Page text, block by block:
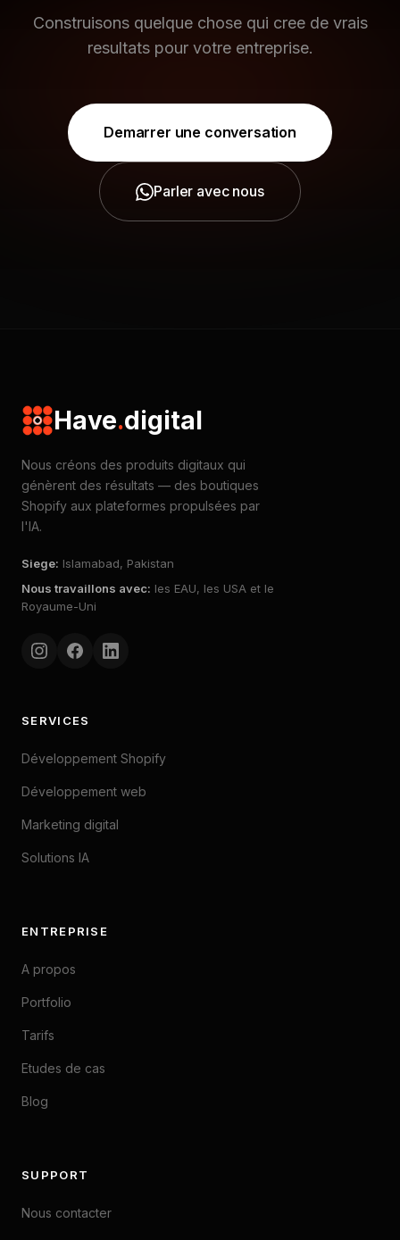
Construisons quelque chose qui cree de vrais
resultats pour votre entreprise.
Demarrer une conversation
Parler avec nous
Have.digital
Nous créons des produits digitaux qui
génèrent des résultats — des boutiques
Shopify aux plateformes propulsées par
l'IA.
Siege: Islamabad, Pakistan
Nous travaillons avec: les EAU, les USA et le
Royaume-Uni
SERVICES
Développement Shopify
Développement web
Marketing digital
Solutions IA
ENTREPRISE
A propos
Portfolio
Tarifs
Etudes de cas
Blog
SUPPORT
Nous contacter